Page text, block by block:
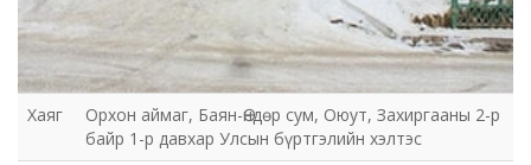
Хаяг
Орхон аймаг, Баян-Өндөр сум, Оюут, Захиргааны 2-р
байр 1-р давхар Улсын бүртгэлийн хэлтэс